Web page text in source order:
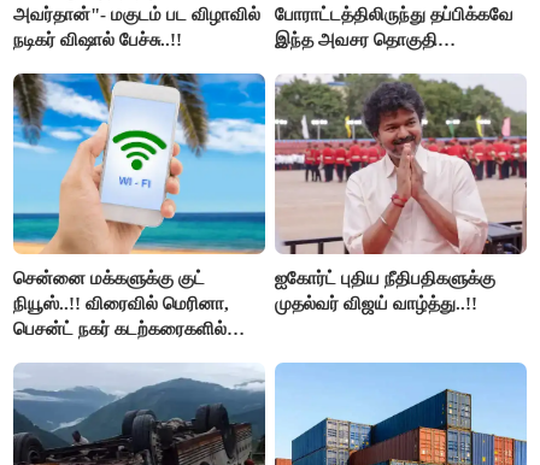
அவர்தான்"- மகுடம் பட விழாவில்
நடிகர் விஷால் பேச்சு..!!
போராட்டத்திலிருந்து தப்பிக்கவே
இந்த அவசர தொகுதி
அரங்கேற்றுகிறார் முதலமைச்சர் -
திமுக ஐடி விங்..!!
சென்னை மக்களுக்கு குட்
நியூஸ்..!! விரைவில் மெரினா,
பெசன்ட் நகர் கடற்கரைகளில்
ஐகோர்ட் புதிய நீதிபதிகளுக்கு
முதல்வர் விஜய் வாழ்த்து..!!